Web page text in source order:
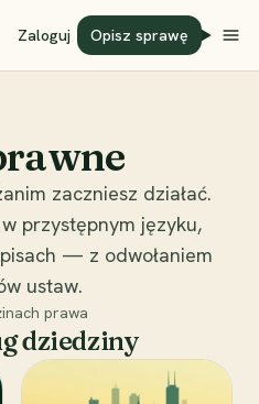
Zaloguj Opisz sprawę
zaczniesz działać.
przystępnym języku,
— z odwołaniem
ustaw.
prawa
dziedziny